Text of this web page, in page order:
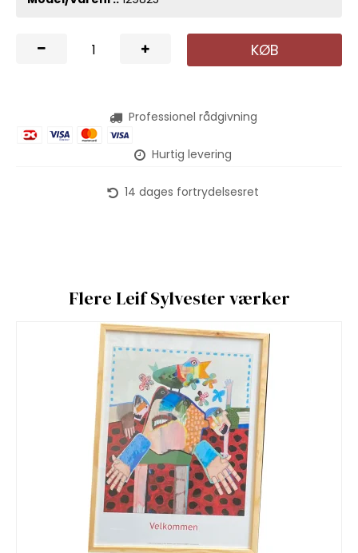
KØB
Professionel rådgivning
Hurtig levering
14 dages fortrydelsesret
Flere Leif Sylvester værker